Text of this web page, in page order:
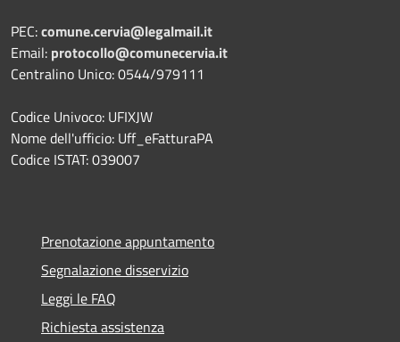
PEC:comune.cervia@legalmail.it
Email: protocollo@comunecervia.it
Centralino Unico: 0544/979111
Codice Univoco: UFIXJW
Nome dell'ufficio: Uff_eFatturaPA
Codice ISTAT: 039007
Prenotazione appuntamento
Segnalazione disservizio
Leggi le FAQ
Richiesta assistenza